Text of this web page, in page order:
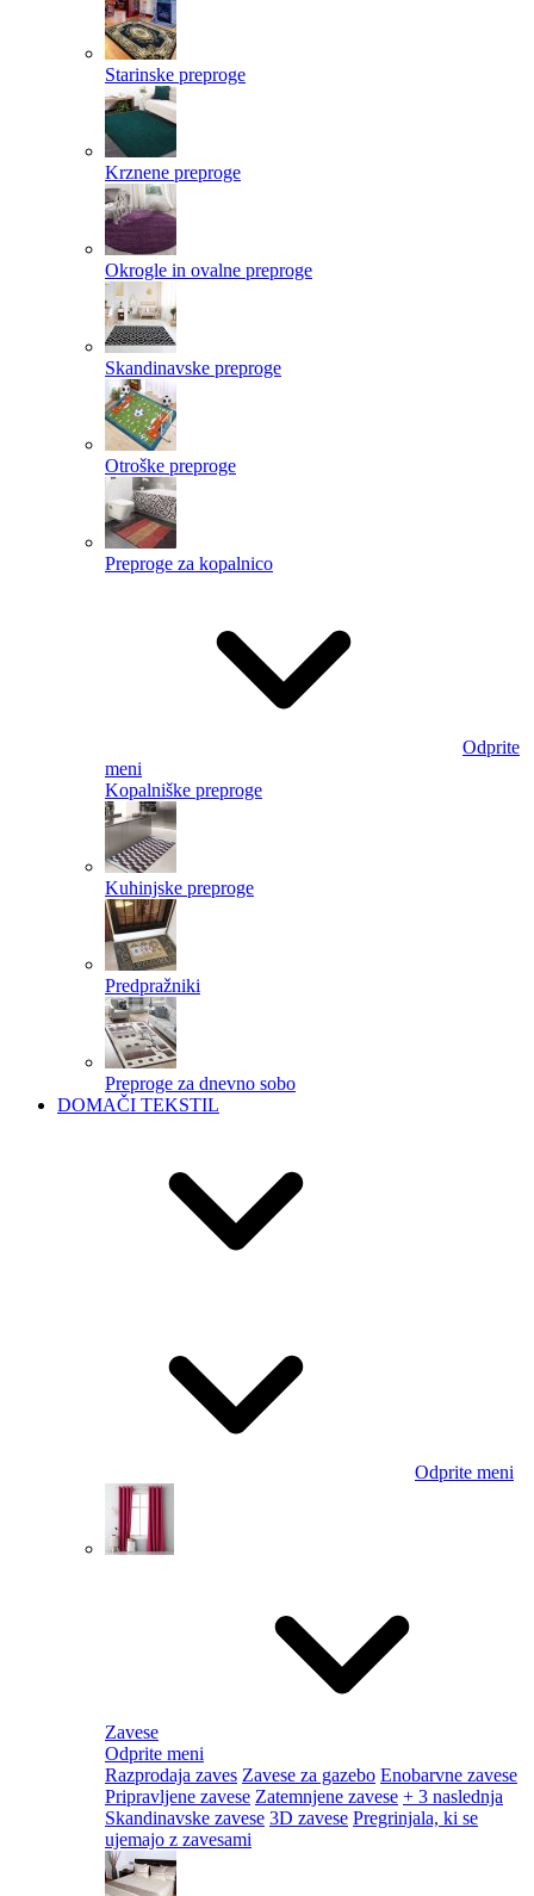
Starinske preproge
Krznene preproge
Okrogle in ovalne preproge
Skandinavske preproge
Otroške preproge
Preproge za kopalnico
Odprite
meni
Kopalniške preproge
Kuhinjske preproge
Predpražniki
Preproge za dnevno sobo
DOMAČI TEKSTIL
Odprite meni
Zavese
Odprite meni
Razprodaja zaves Zavese za gazebo Enobarvne zavese
Pripravljene zavese Zatemnjene zavese + 3 naslednja
Skandinavske zavese 3D zavese Pregrinjala, ki se
ujemajo z zavesami